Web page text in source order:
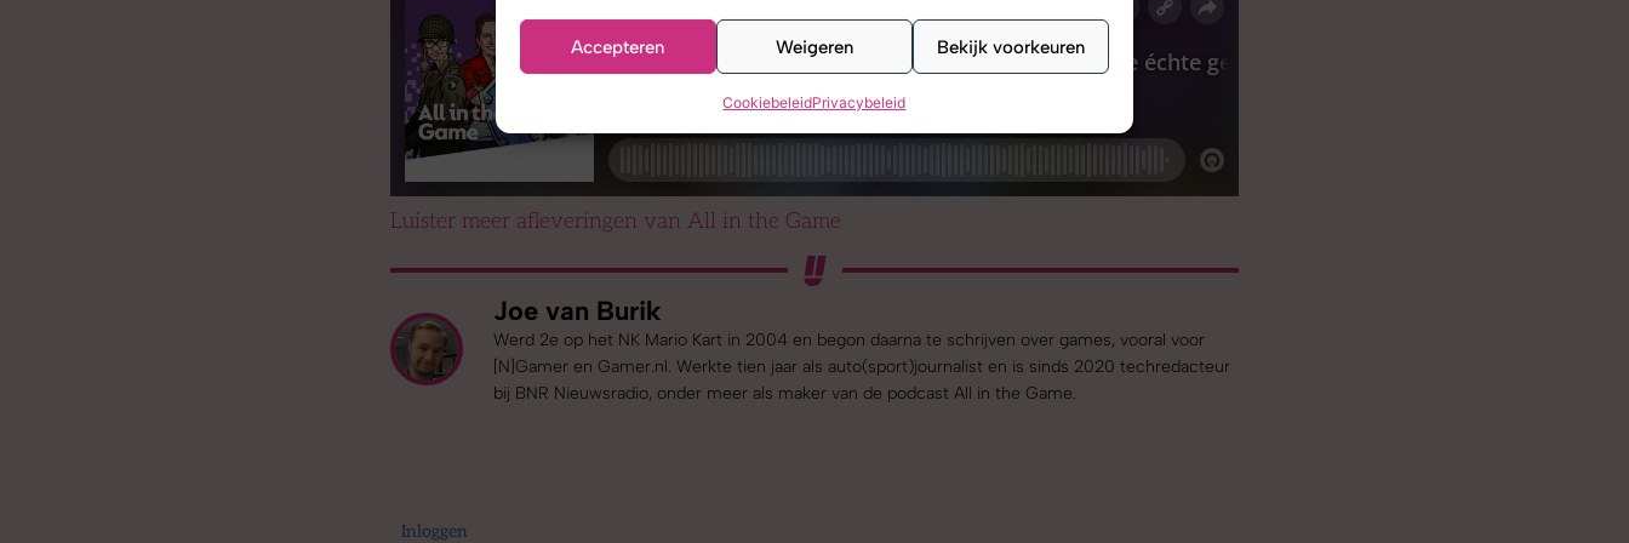
Accepteren Weigeren Bekijk voorkeuren
CookiebeleidPrivacybeleid
Luister meer afleveringen van All in the Game
Joe van Burik
Werd 2e op het NK Mario Kart in 2004 en begon daarna te schrijven over games, vooral voor
[N]Gamer en Gamer.nl. Werkte tien jaar als auto(sport)journalist en is sinds 2020 techredacteur
bij BNR Nieuwsradio, onder meer als maker van de podcast All in the Game.
Inloggen